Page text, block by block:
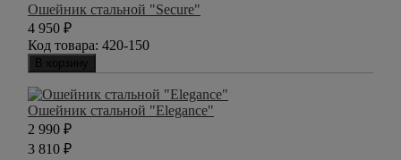
Ошейник стальной "Secure"
4 950 ₽
Код товара: 420-150
В корзину
Ошейник стальной "Elegance"
2 990 ₽
3 810 ₽